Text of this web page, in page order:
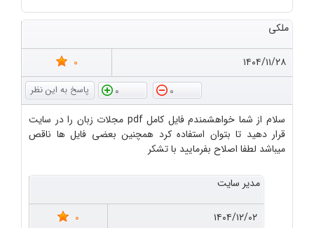
ملکی
۱۴۰۴/۱۱/۲۸
0
0
0
سلام از شما خواهشمندم فایل کامل pdf مجلات زبان را در سایت
قرار دهید تا بتوان استفاده کرد همچنین بعضی فایل ها ناقص
میباشد لطفا اصلاح بفرمایید با تشکر
مدیر سایت
۱۴۰۴/۱۲/۰۲
0